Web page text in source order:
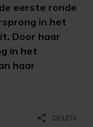
eerste ronde
in het
Door haar
in het
haar
share DELEN